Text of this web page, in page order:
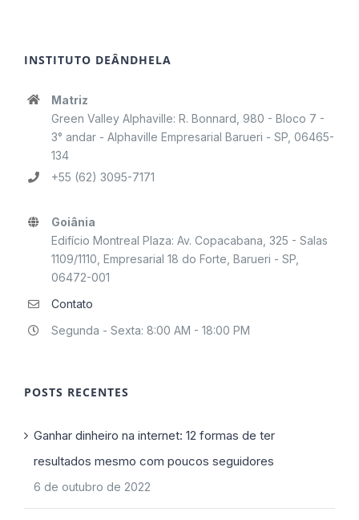
INSTITUTO DEÂNDHELA
Matriz
Green Valley Alphaville: R. Bonnard, 980 - Bloco 7 -
3° andar - Alphaville Empresarial Barueri - SP, 06465-
134
+55 (62) 3095-7171
Goiânia
Edifício Montreal Plaza: Av. Copacabana, 325 - Salas
1109/1110, Empresarial 18 do Forte, Barueri - SP,
06472-001
Contato
Segunda - Sexta: 8:00 AM - 18:00 PM
POSTS RECENTES
Ganhar dinheiro na internet: 12 formas de ter
resultados mesmo com poucos seguidores
6 de outubro de 2022